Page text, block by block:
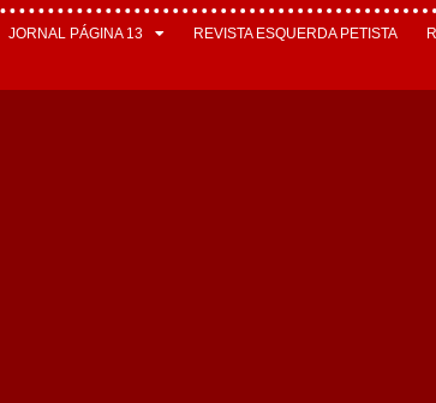
JORNAL PÁGINA 13 REVISTA ESQUERDA PETISTA